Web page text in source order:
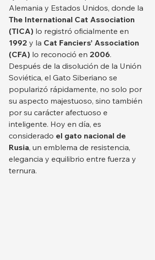
Alemania y Estados Unidos, donde la
The International Cat Association
(TICA) lo registró oficialmente en
1992 y la Cat Fanciers’ Association
(CFA) lo reconoció en 2006.
Después de la disolución de la Unión
Soviética, el Gato Siberiano se
popularizó rápidamente, no solo por
su aspecto majestuoso, sino también
por su carácter afectuoso e
inteligente. Hoy en día, es
considerado el gato nacional de
Rusia, un emblema de resistencia,
elegancia y equilibrio entre fuerza y
ternura.